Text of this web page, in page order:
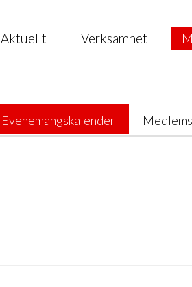
Aktuellt Verksamhet
Evenemangskalender